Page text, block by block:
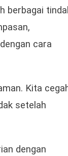
berbagai
cara
Kita
setelah
dengan